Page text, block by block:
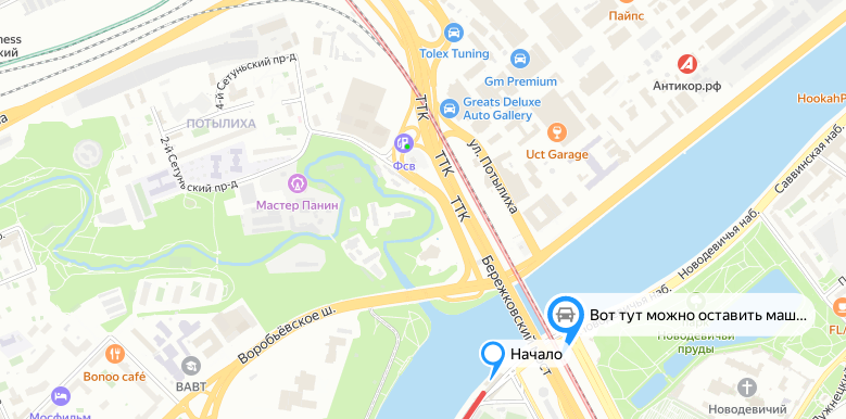
Начало
Вот тут можно оставить машину
Открыть в Картах